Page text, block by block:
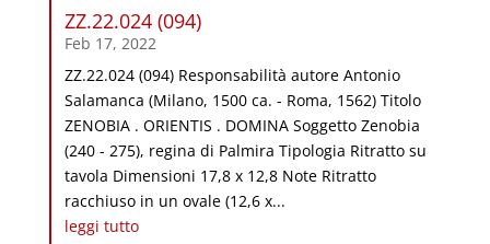
ZZ.22.024 (094)
Feb 17, 2022
ZZ.22.024 (094) Responsabilità autore Antonio
Salamanca (Milano, 1500 ca. - Roma, 1562) Titolo
ZENOBIA . ORIENTIS . DOMINA Soggetto Zenobia
(240 - 275), regina di Palmira Tipologia Ritratto su
tavola Dimensioni 17,8 x 12,8 Note Ritratto
racchiuso in un ovale (12,6 x...
leggi tutto